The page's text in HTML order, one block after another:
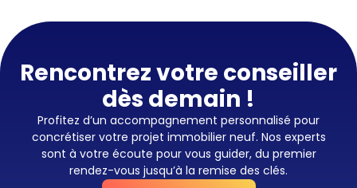
Rencontrez votre conseiller
dès demain !
Profitez d’un accompagnement personnalisé pour
concrétiser votre projet immobilier neuf. Nos experts
sont à votre écoute pour vous guider, du premier
rendez-vous jusqu’à la remise des clés.